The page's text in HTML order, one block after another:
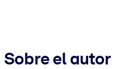
Sobre el autor